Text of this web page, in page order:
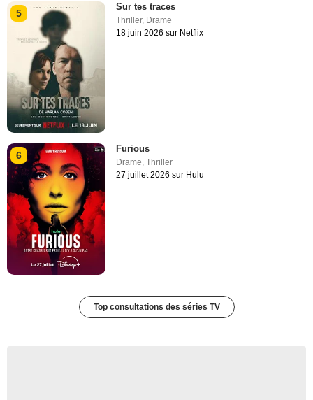
5
Sur tes traces
Thriller, Drame
18 juin 2026 sur Netflix
6
Furious
Drame,Thriller
27 juillet 2026 sur Hulu
Top consultations des séries TV